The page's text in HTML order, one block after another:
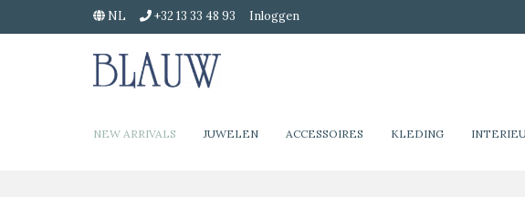
NL +32 13 33 48 93 Inloggen
NEW ARRIVALS JUWELEN ACCESSOIRES KLEDING